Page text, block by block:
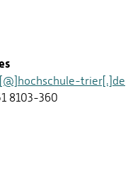
trier[.]de
8103-360